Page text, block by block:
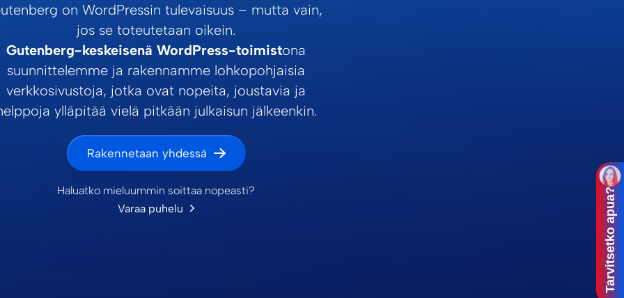
on WordPressin tulevaisuus – mutta vain,
jos se toteutetaan oikein.
Gutenberg-keskeisenä WordPress-toimistona
suunnittelemme ja rakennamme lohkopohjaisia
verkkosivustoja, jotka ovat nopeita, joustavia ja
ylläpitää vielä pitkään julkaisun jälkeenkin.
Rakennetaan yhdessä
Haluatko mieluummin soittaa nopeasti?
Varaa puhelu
Tarvitsetko apua?